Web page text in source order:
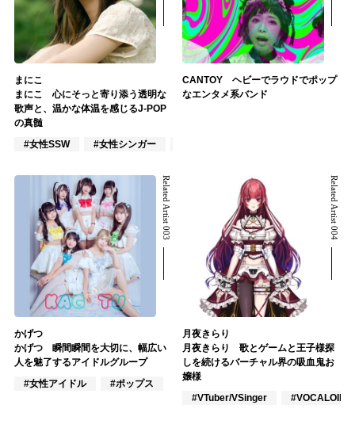
まにこ
まにこ 心にそっと寄り添う透明な
歌声と、温かな体温を感じるJ-POP
の真髄
#女性SSW
#女性シンガー
CANTOY ヘビーでラウドでポップ
なエンタメ系バンド
Related Artist 003
かげつ
かげつ 瞬間瞬間を大切に、幅広い
人を魅了するアイドルグループ
#女性アイドル
#ポップス
Related Artist 004
月夜きらり
月夜きらり 歌とゲームと王子様探
しを続けるバーチャル界の吸血鬼お
嬢様
#VTuber/VSinger
#VOCALOID